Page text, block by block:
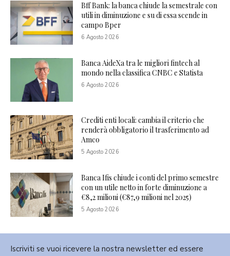
Bff Bank: la banca chiude la semestrale con
utili in diminuzione e su di essa scende in
campo Bper
6 Agosto 2026
Banca AideXa tra le migliori fintech al
mondo nella classifica CNBC e Statista
6 Agosto 2026
Crediti enti locali: cambia il criterio che
renderà obbligatorio il trasferimento ad
Amco
5 Agosto 2026
Banca Ifis chiude i conti del primo semestre
con un utile netto in forte diminuzione a
€8,2 milioni (€87,9 milioni nel 2025)
5 Agosto 2026
Iscriviti se vuoi ricevere la nostra newsletter ed essere